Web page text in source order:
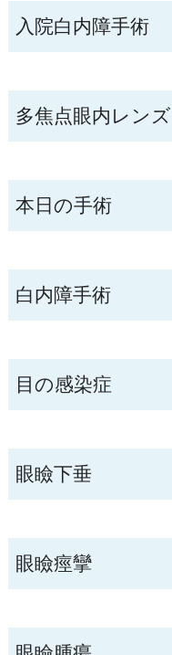
入院白内障手術
多焦点眼内レンズ
本日の手術
白内障手術
目の感染症
眼瞼下垂
眼瞼痙攣